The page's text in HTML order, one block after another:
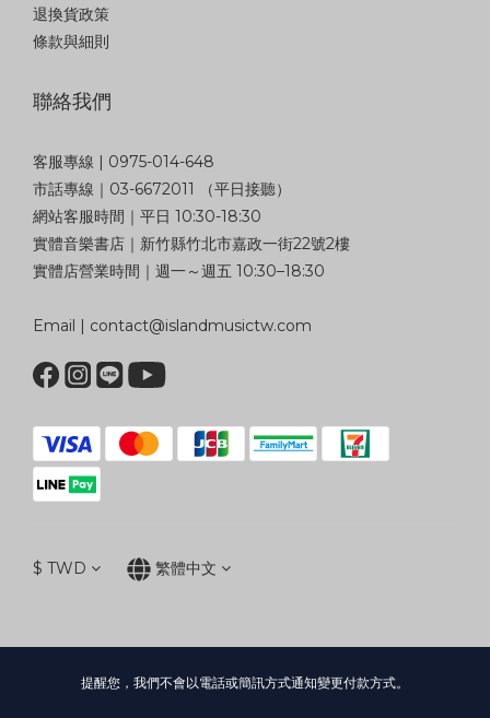
退換貨政策
條款與細則
聯絡我們
客服專線 | 0975-014-648
市話專線｜03-6672011 （平日接聽）
網站客服時間｜平日 10:30-18:30
實體音樂書店｜新竹縣竹北市嘉政一街22號2樓
實體店營業時間｜週一～週五 10:30–18:30
Email | contact@islandmusictw.com
$ TWD 繁體中文
提醒您，我們不會以電話或簡訊方式通知變更付款方式。